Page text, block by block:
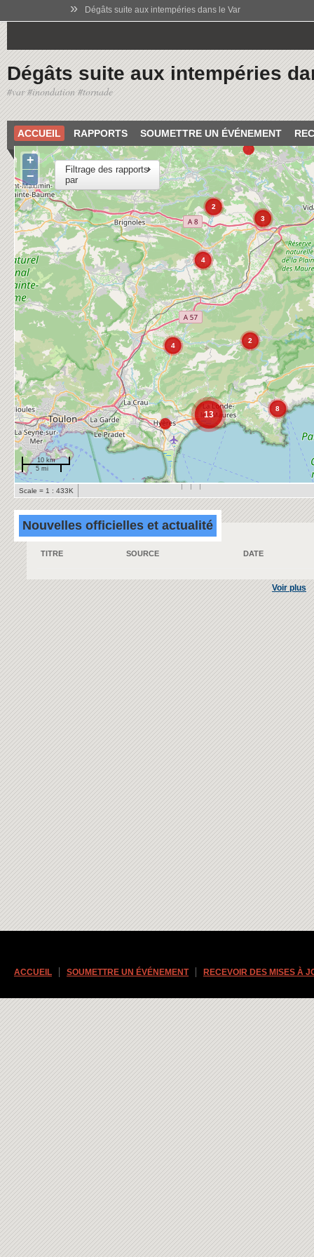
» Dégâts suite aux intempéries dans le Var
Dégâts suite aux intempéries
#var #inondation #tornade
ACCUEIL RAPPORTS SOUMETTRE UN ÉVÉNEMENT
Filtrage des rapports
par
13
8
4
4
2
2
3
+
−
10 km
5 mi
Scale = 1 : 433K
Nouvelles officielles et actualité
TITRE SOURCE DATE
Voir plus
ACCUEIL SOUMETTRE UN ÉVÉNEMENT RECEVOIR DES MISES À